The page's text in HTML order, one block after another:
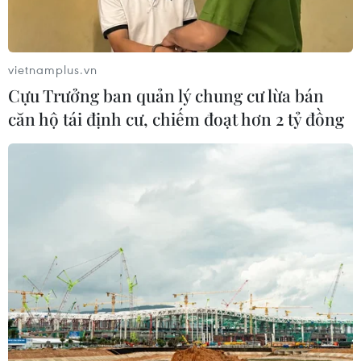
cổng trời Pha Đin
Khám phá Hòn Khô - điểm đến
không thể bỏ lỡ khi đến Quy Nhơn
Đông
Hàn Quốc đầu tư xây “Thung lũng
K-Vietnam” gắn với hậu duệ dòng họ
07/08/2026 06:30
APEC 2027 mở ra vận hội
mới cho Phú Quốc
vietnamplus.vn
Cựu Trưởng ban quản lý chung cư lừa bán
căn hộ tái định cư, chiếm đoạt hơn 2 tỷ đồng